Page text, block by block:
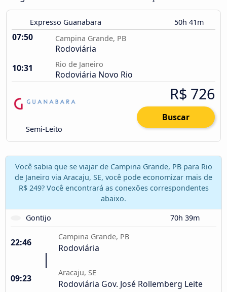
Expresso Guanabara 50h 41m
07:50 Campina Grande, PB
Rodoviária
10:31
Rio de Janeiro
Rodoviária Novo Rio
Semi-Leito
R$ 726
Buscar
Você sabia que se viajar de Campina Grande, PB para Rio
de Janeiro via Aracaju, SE, você pode economizar mais de
R$ 249? Você encontrará as conexões correspondentes
abaixo.
Gontijo
70h 39m
22:46
Campina Grande, PB
Rodoviária
09:23
Aracaju, SE
Rodoviária Gov. José Rollemberg Leite